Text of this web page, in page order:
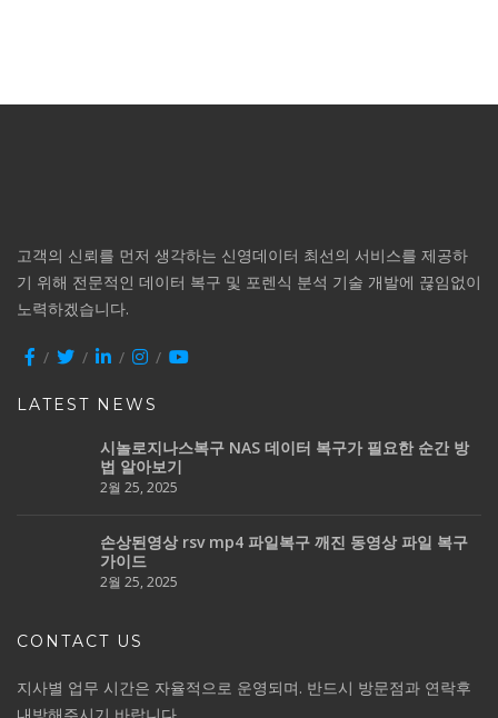
고객의 신뢰를 먼저 생각하는 신영데이터 최선의 서비스를 제공하
기 위해 전문적인 데이터 복구 및 포렌식 분석 기술 개발에 끊임없이
노력하겠습니다.
LATEST NEWS
시놀로지나스복구 NAS 데이터 복구가 필요한 순간 방
법 알아보기
2월 25, 2025
손상된영상 rsv mp4 파일복구 깨진 동영상 파일 복구
가이드
2월 25, 2025
CONTACT US
지사별 업무 시간은 자율적으로 운영되며. 반드시 방문점과 연락후